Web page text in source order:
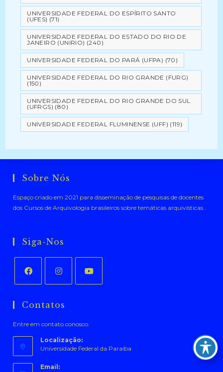
UNIVERSIDADE FEDERAL DO ESPÍRITO SANTO
(UFES) (71)
UNIVERSIDADE FEDERAL DO ESTADO DO RIO DE
JANEIRO (UNIRIO) (240)
UNIVERSIDADE FEDERAL DO PARÁ (UFPA) (70)
UNIVERSIDADE FEDERAL DO RIO GRANDE (FURG)
(150)
UNIVERSIDADE FEDERAL DO RIO GRANDE DO SUL
(UFRGS) (80)
UNIVERSIDADE FEDERAL FLUMINENSE (UFF) (119)
Sobre Nós
Espaço criado em 2021 para disseminação de pesquisas de docentes
dos Cursos de Arquivologia brasileiros sobre temáticas arquivísticas .
Siga-Nos
em
nova
aba
em
nova
aba
nova
aba
Contatos
Entre em contato conosco.
Localização:
Universidade Federal da Paraíba
Email: